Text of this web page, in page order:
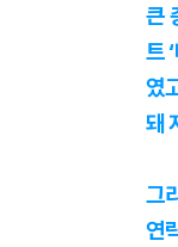
큰
트
였
돼
그
연